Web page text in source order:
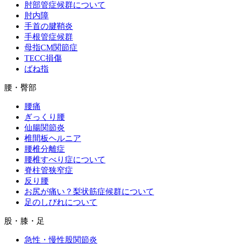
肘部管症候群について
肘内障
手首の腱鞘炎
手根管症候群
母指CM関節症
TECC損傷
ばね指
腰・臀部
腰痛
ぎっくり腰
仙腸関節炎
椎間板ヘルニア
腰椎分離症
腰椎すべり症について
脊柱管狭窄症
反り腰
お尻が痛い？梨状筋症候群について
足のしびれについて
股・膝・足
急性・慢性股関節炎